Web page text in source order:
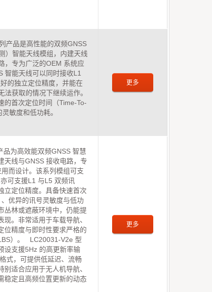
产品是高性能的双频GNSS
）智能天线模组，内建天线
，专为广泛的OEM 系统应
智能天线可以同时接收L1
的独立定位精度，并能在
法获取的情况下继续运作。
的首次定位时间（Time-To-
敏度和低功耗。
更多
品为高效能双频GNSS 智慧
天线与GNSS 接收电路，专
而设计。该系列模组可支
可支援L1 与L5 双频讯
立定位精度。具备快速首次
优异的讯号灵敏度与低功
丛林或遮蔽环境中，仍能提
现。非常适用于车载导航、
位精度与即时性要求严格的
）。 LC20031-V2e 型
设支援5Hz 的高更新率输
式，可提供低延迟、流畅
别适合应用于无人机导航、
稳定且高频位置更新的动态
更多